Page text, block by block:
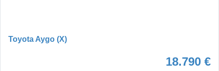
Toyota Aygo (X)
18.790 €